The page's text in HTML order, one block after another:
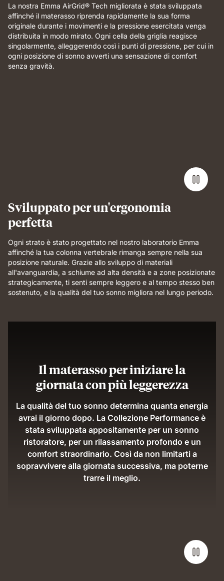
La nostra Emma AirGrid® Tech migliorata è stata sviluppata
affinché il materasso riprenda rapidamente la sua forma
originale durante i movimenti e la pressione esercitata venga
distribuita in modo mirato. Ogni cella della griglia reagisce
singolarmente, alleggerendo così i punti di pressione, per cui in
ogni posizione di sonno avverti una sensazione di comfort
senza gravità.
Sviluppato per un'ergonomia
perfetta
Ogni strato è stato progettato nel nostro laboratorio Emma
affinché la tua colonna vertebrale rimanga sempre nella sua
posizione naturale. Grazie allo sviluppo di materiali
all'avanguardia, a schiume ad alta densità e a zone posizionate
strategicamente, ti senti sempre leggero e al tempo stesso ben
sostenuto, e la qualità del tuo sonno migliora nel lungo periodo.
Il materasso per iniziare la
giornata con più leggerezza
La qualità del tuo sonno determina quanta energia
avrai il giorno dopo. La Collezione Performance è
stata sviluppata appositamente per un sonno
ristoratore, per un rilassamento profondo e un
comfort straordinario. Così da non limitarti a
sopravvivere alla giornata successiva, ma poterne
trarre il meglio.